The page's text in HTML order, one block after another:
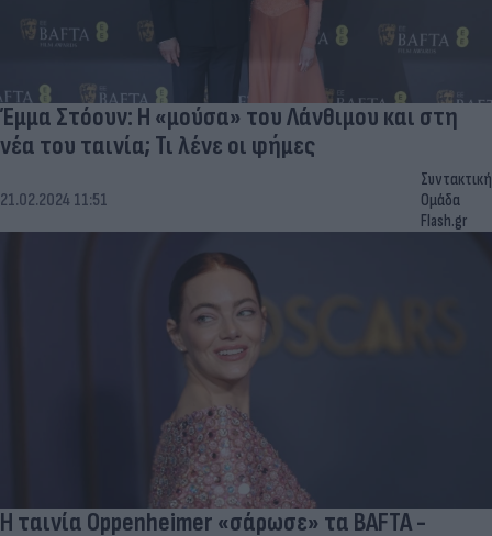
Έμμα Στόουν: Η «μούσα» του Λάνθιμου και στη
νέα του ταινία; Τι λένε οι φήμες
21.02.2024 11:51
Συντακτική
Ομάδα
Flash.gr
Η ταινία Oppenheimer «σάρωσε» τα BAFTA -